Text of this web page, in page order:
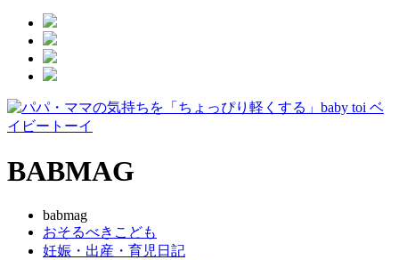
BABMAG
babmag
おそるべきこども
妊娠・出産・育児日記